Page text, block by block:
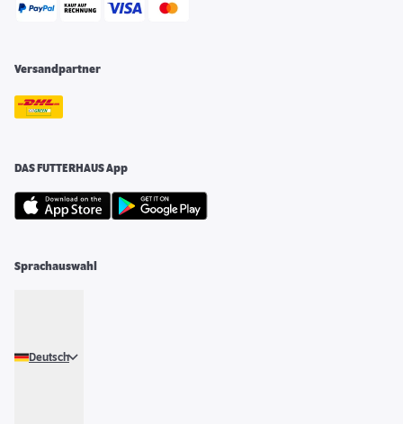
Versandpartner
DAS FUTTERHAUS App
Sprachauswahl
Deutsch